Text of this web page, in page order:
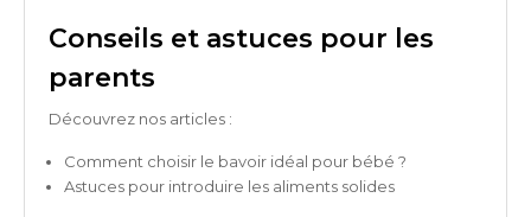
Conseils et astuces pour les
parents
Découvrez nos articles :
Comment choisir le bavoir idéal pour bébé ?
Astuces pour introduire les aliments solides